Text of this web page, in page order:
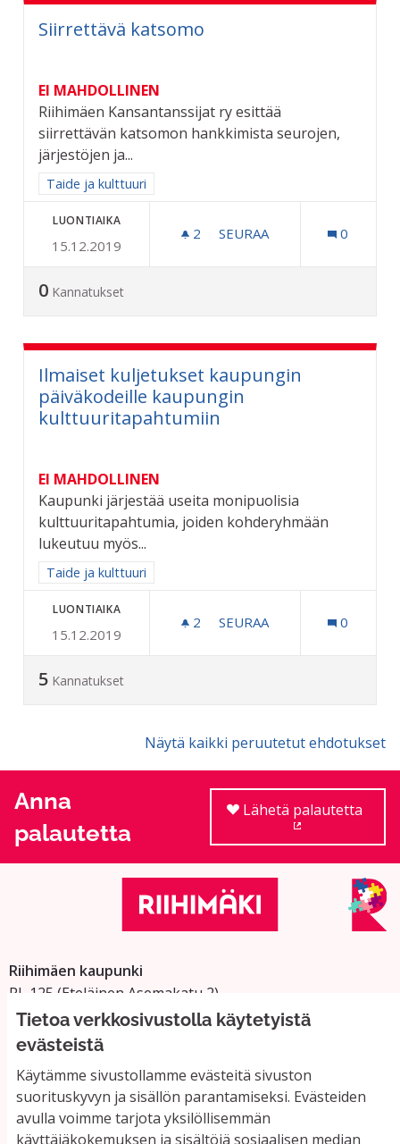
Tietoa verkkosivustolla käytetyistä
evästeistä
Käytämme sivustollamme evästeitä sivuston
suorituskyvyn ja sisällön parantamiseksi. Evästeiden
avulla voimme tarjota yksilöllisemmän
käyttäjäkokemuksen ja sisältöjä sosiaalisen median
Siirrettävä katsomo
EI MAHDOLLINEN
Riihimäen Kansantanssijat ry esittää
siirrettävän katsomon hankkimista seurojen,
järjestöjen ja...
Rajaa tulokset aihepiirin mukaan: Taide ja kulttuuri
Taide ja kulttuuri
LUONTIAIKA
15.12.2019
2 2 SEURAAJAA
SEURAA 0
0 Kannatukset
Ilmaiset kuljetukset kaupungin
päiväkodeille kaupungin
kulttuuritapahtumiin
EI MAHDOLLINEN
Kaupunki järjestää useita monipuolisia
kulttuuritapahtumia, joiden kohderyhmään
lukeutuu myös...
Rajaa tulokset aihepiirin mukaan: Taide ja kulttuuri
Taide ja kulttuuri
LUONTIAIKA
15.12.2019
2 2 SEURAAJAA
SEURAA 0
5 Kannatukset
Näytä kaikki peruutetut ehdotukset
Anna
palautetta
Lähetä palautetta
Riihimäen kaupunki
PL 125 (Eteläinen Asemakatu 2)
11101 Riihimäki
Vaihde: 019 758 4000
Sähköpostiosoitteet:
etunimi.sukunimi@riihimaki.fi